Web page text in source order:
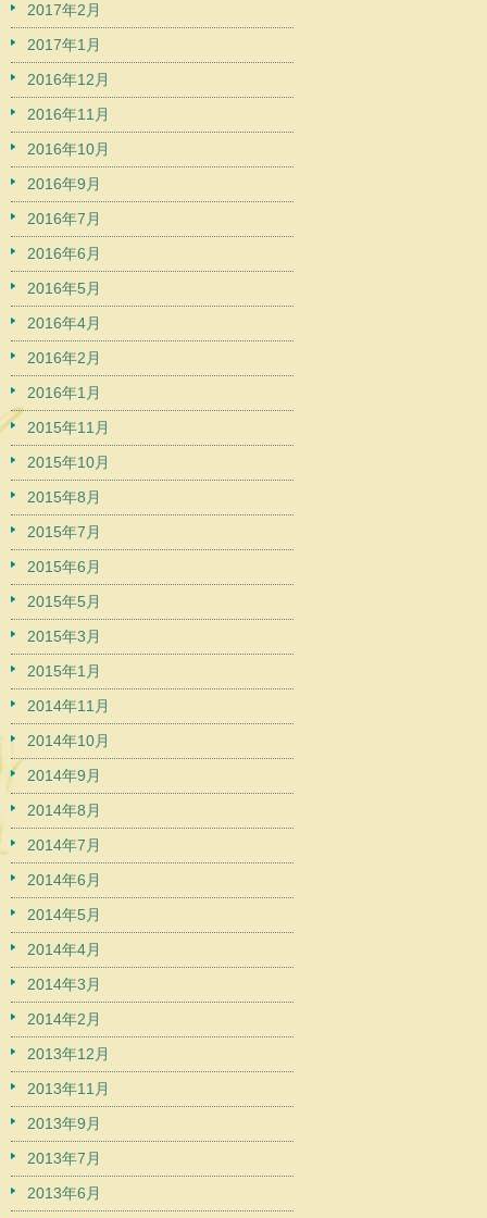
2017年2月
2017年1月
2016年12月
2016年11月
2016年10月
2016年9月
2016年7月
2016年6月
2016年5月
2016年4月
2016年2月
2016年1月
2015年11月
2015年10月
2015年8月
2015年7月
2015年6月
2015年5月
2015年3月
2015年1月
2014年11月
2014年10月
2014年9月
2014年8月
2014年7月
2014年6月
2014年5月
2014年4月
2014年3月
2014年2月
2013年12月
2013年11月
2013年9月
2013年7月
2013年6月